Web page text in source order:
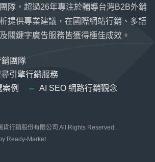
隊，超過26年專注於輔導台灣B2B外銷
提供專業建議，在國際網站行銷、多語
關鍵字廣告服務皆獲得極佳成效。
團隊
引擎行銷服務
例
AI SEO 網路行銷觀念
貨行銷股份有限公司 All Rights Reserved.
Ready-Market